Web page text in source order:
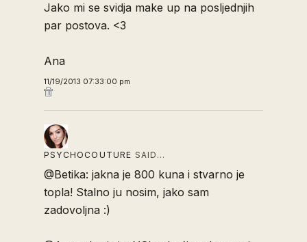
Jako mi se svidja make up na posljednjih
par postova. <3
Ana
11/19/2013 07:33:00 pm
PSYCHOCOUTURE SAID…
@Betika: jakna je 800 kuna i stvarno je
topla! Stalno ju nosim, jako sam
zadovoljna :)